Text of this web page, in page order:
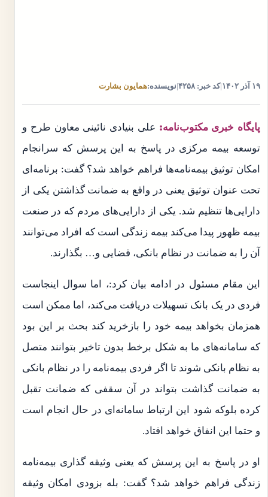
۱۹ آذر ۱۴۰۲ |کد خبر: ۴۲۵۸ نویسنده:همایون بشارت
پایگاه خبری مکتوب‌نامه: علی بنیادی نائینی معاون طرح و
توسعه بیمه مرکزی در پاسخ به این پرسش که سرانجام
امکان توثیق بیمه‌نامه‌ها فراهم خواهد شد؟ گفت: برنامه‌ای
تحت عنوان توثیق یعنی در واقع به ضمانت گذاشتن یکی از
دارایی‌ها تنظیم شد. یکی از دارایی‌های مردم که در صنعت
بیمه ظهور پیدا می‌کند بیمه زندگی است که افراد می‌توانند
آن را به ضمانت در نظام بانکی، قضایی و… بگذارند.
این مقام مسئول در ادامه بیان کرد:، اما سوال اینجاست
فردی در یک بانک تسهیلات دریافت می‌کند، اما ممکن است
همزمان بخواهد بیمه خود را بازخرید کند بحث بر این بود
که سامانه‌های ما به شکل برخط بدون تاخیر بتوانند متصل
به نظام بانکی شوند تا اگر فردی بیمه‌نامه را در نظام بانکی
به ضمانت گذاشت بتواند در آن سقفی که ضمانت تقبل
کرده بلوکه شود این ارتباط سامانه‌ای در حال انجام است
و حتما این انفاق خواهد افتاد.
او در پاسخ به این پرسش که یعنی وثیقه گذاری بیمه‌نامه
زندگی فراهم خواهد شد؟ گفت: بله بزودی امکان وثیقه